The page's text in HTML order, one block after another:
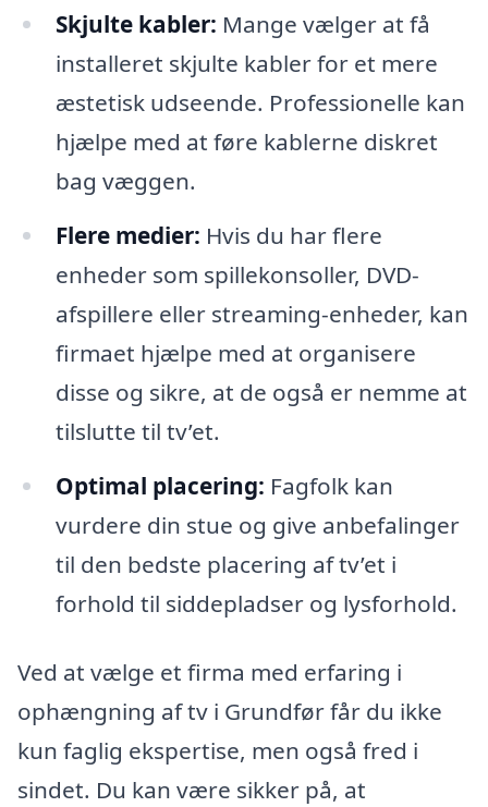
Skjulte kabler: Mange vælger at få
installeret skjulte kabler for et mere
æstetisk udseende. Professionelle kan
hjælpe med at føre kablerne diskret
bag væggen.
Flere medier: Hvis du har flere
enheder som spillekonsoller, DVD-
afspillere eller streaming-enheder, kan
firmaet hjælpe med at organisere
disse og sikre, at de også er nemme at
tilslutte til tv’et.
Optimal placering: Fagfolk kan
vurdere din stue og give anbefalinger
til den bedste placering af tv’et i
forhold til siddepladser og lysforhold.
Ved at vælge et firma med erfaring i
ophængning af tv i Grundfør får du ikke
kun faglig ekspertise, men også fred i
sindet. Du kan være sikker på, at